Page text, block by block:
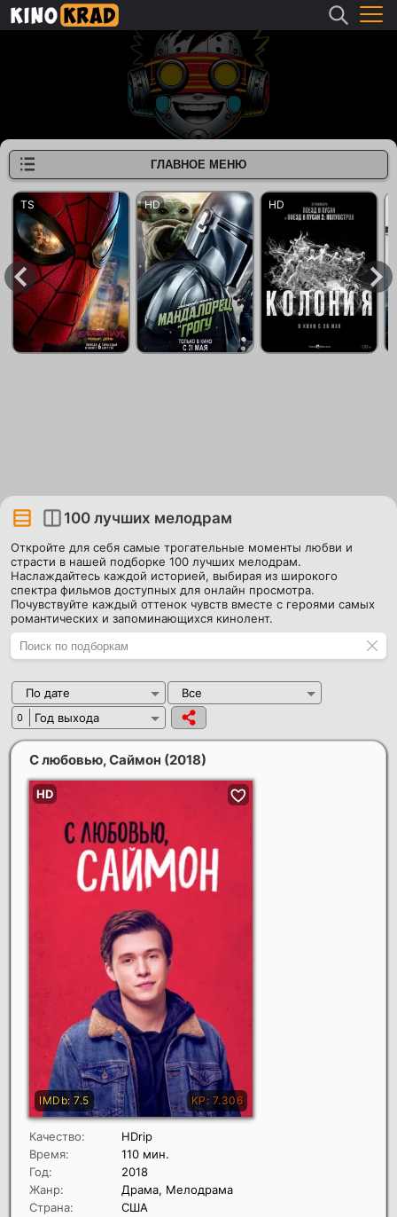
100 лучших мелодрам
Откройте для себя самые трогательные моменты любви и
страсти в нашей подборке 100 лучших мелодрам.
Наслаждайтесь каждой историей, выбирая из широкого
спектра фильмов доступных для онлайн просмотра.
Почувствуйте каждый оттенок чувств вместе с героями самых
романтических и запоминающихся кинолент.
По дате Все
0 Год выхода
С любовью, Саймон (2018)
Качество:
HDrip
Время:
110 мин.
Год:
2018
Жанр:
Драма, Мелодрама
Страна:
США
ГЛАВНОЕ МЕНЮ